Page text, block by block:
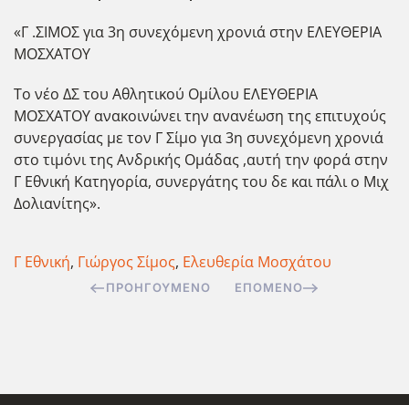
«Γ .ΣΙΜΟΣ για 3η συνεχόμενη χρονιά στην ΕΛΕΥΘΕΡΙΑ
ΜΟΣΧΑΤΟΥ
Το νέο ΔΣ του Αθλητικού Ομίλου ΕΛΕΥΘΕΡΙΑ
ΜΟΣΧΑΤΟΥ ανακοινώνει την ανανέωση της επιτυχούς
συνεργασίας με τον Γ Σίμο για 3η συνεχόμενη χρονιά
στο τιμόνι της Ανδρικής Ομάδας ,αυτή την φορά στην
Γ Εθνική Κατηγορία, συνεργάτης του δε και πάλι ο Μιχ
Δολιανίτης».
Γ Εθνική, Γιώργος Σίμος, Ελευθερία Μοσχάτου
ΠΡΟΗΓΟΎΜΕΝΟ ΕΠΌΜΕΝΟ